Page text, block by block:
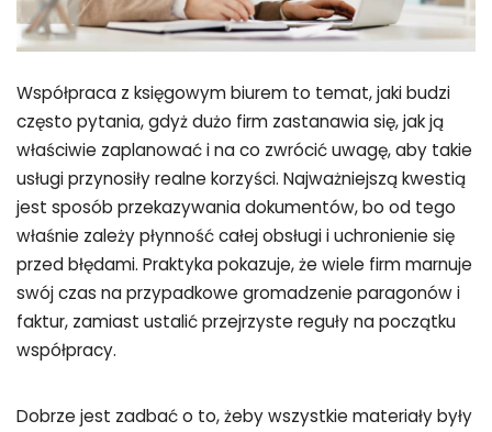
Współpraca z księgowym biurem to temat, jaki budzi
często pytania, gdyż dużo firm zastanawia się, jak ją
właściwie zaplanować i na co zwrócić uwagę, aby takie
usługi przynosiły realne korzyści. Najważniejszą kwestią
jest sposób przekazywania dokumentów, bo od tego
właśnie zależy płynność całej obsługi i uchronienie się
przed błędami. Praktyka pokazuje, że wiele firm marnuje
swój czas na przypadkowe gromadzenie paragonów i
faktur, zamiast ustalić przejrzyste reguły na początku
współpracy.
Dobrze jest zadbać o to, żeby wszystkie materiały były